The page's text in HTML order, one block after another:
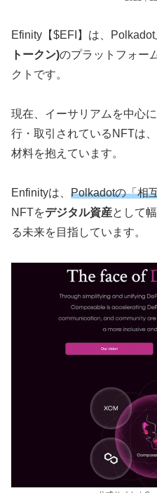
Efinity【$EFI】は、
トークン)のプラットフォー
クトです。
現在、イーサリアムを中心
行・取引されているNFTは、
材料を抱えています。
Enfinityは、 Polkadotの「相
NFTをデジタル資産として
る未来を目指しています。